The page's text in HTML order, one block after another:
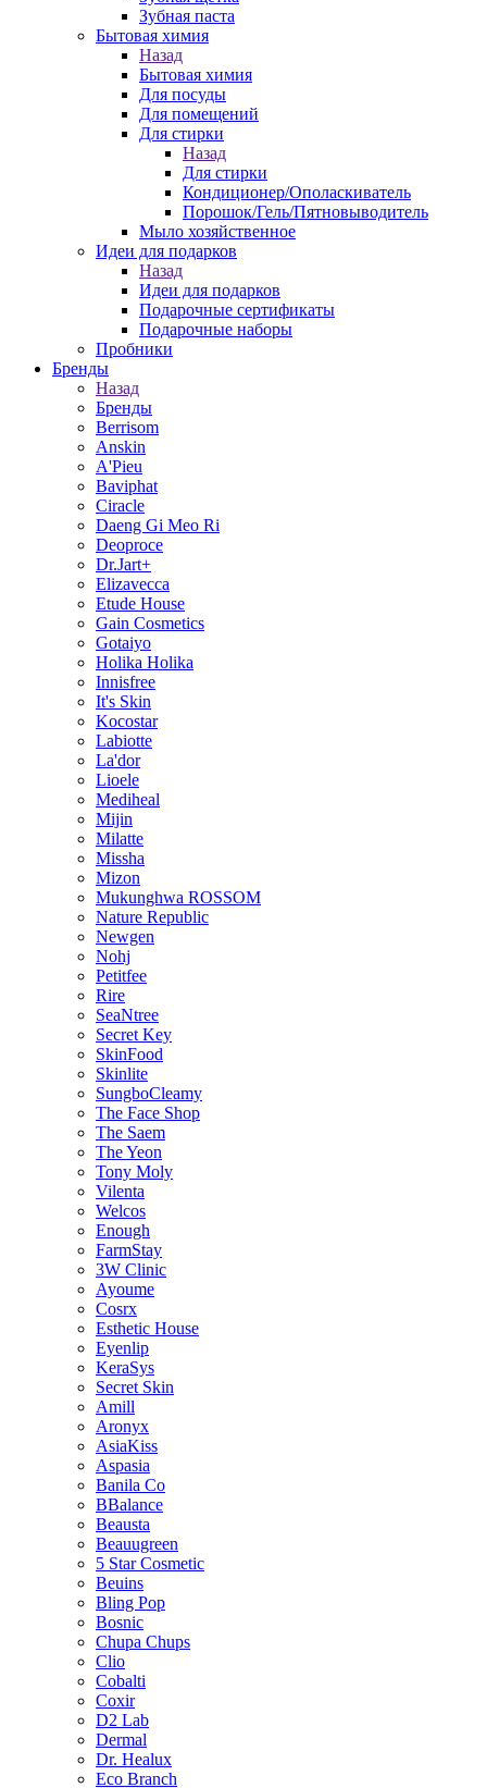
Зубная паста
Бытовая химия
Назад
Бытовая химия
Для посуды
Для помещений
Для стирки
Назад
Для стирки
Кондиционер/Ополаскиватель
Порошок/Гель/Пятновыводитель
Мыло хозяйственное
Идеи для подарков
Назад
Идеи для подарков
Подарочные сертификаты
Подарочные наборы
Пробники
Бренды
Назад
Бренды
Berrisom
Anskin
A'Pieu
Baviphat
Ciracle
Daeng Gi Meo Ri
Deoproce
Dr.Jart+
Elizavecca
Etude House
Gain Cosmetics
Gotaiyo
Holika Holika
Innisfree
It's Skin
Kocostar
Labiotte
La'dor
Lioele
Mediheal
Mijin
Milatte
Missha
Mizon
Mukunghwa ROSSOM
Nature Republic
Newgen
Nohj
Petitfee
Rire
SeaNtree
Secret Key
SkinFood
Skinlite
SungboCleamy
The Face Shop
The Saem
The Yeon
Tony Moly
Vilenta
Welcos
Enough
FarmStay
3W Clinic
Ayoume
Cosrx
Esthetic House
Eyenlip
KeraSys
Secret Skin
Amill
Aronyx
AsiaKiss
Aspasia
Banila Co
BBalance
Beausta
Beauugreen
5 Star Cosmetic
Beuins
Bling Pop
Bosnic
Chupa Chups
Clio
Cobalti
Coxir
D2 Lab
Dermal
Dr. Healux
Eco Branch